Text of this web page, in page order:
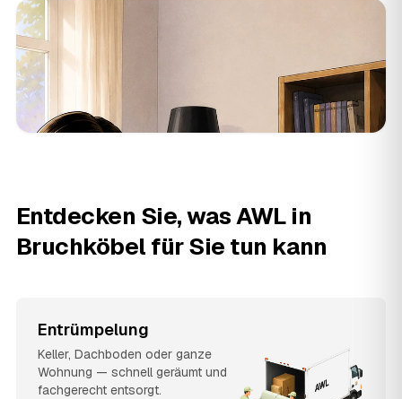
Entdecken Sie, was AWL in
Bruchköbel für Sie tun kann
Entrümpelung
Keller, Dachboden oder ganze
Wohnung — schnell geräumt und
fachgerecht entsorgt.